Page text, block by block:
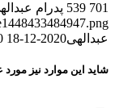
پدرام عبدالهی wp-
2020-12-18 19:29:17
2020-12-18 19:45:00
موارد نیز مورد علاقه